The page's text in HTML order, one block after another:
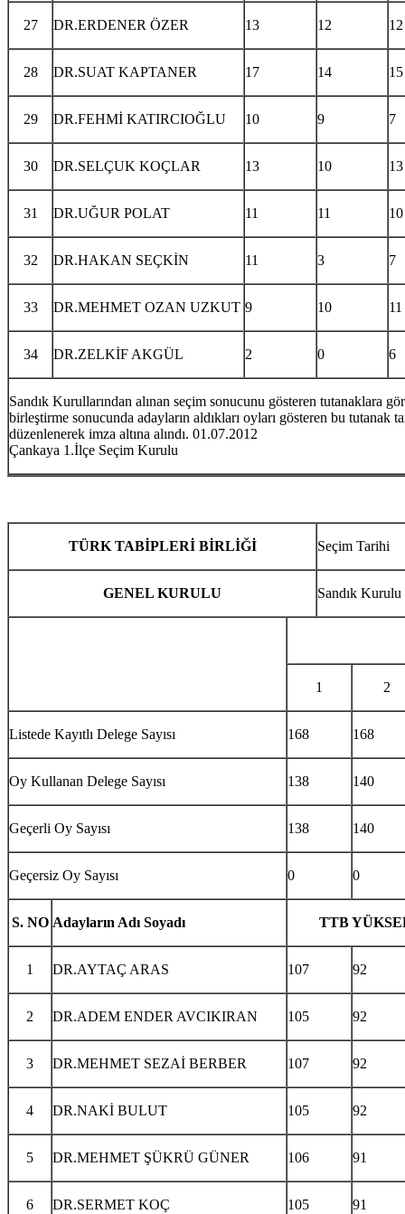
27 DR.ERDENER ÖZER 13 12 12
28 DR.SUAT KAPTANER 17 14 15
29 DR.FEHMİ KATIRCIOĞLU 10 9 7
30 DR.SELÇUK KOÇLAR 13 10 13
31 DR.UĞUR POLAT 11 11 10
32 DR.HAKAN SEÇKİN 11 3 7
33 DR.MEHMET OZAN UZKUT 9 10 11
34 DR.ZELKİF AKGÜL 2 0 6
Sandık Kurullarından alınan seçim sonucunu gösteren tutanaklara
birleştirme sonucunda adayların aldıkları oyları gösteren bu tutanak
düzenlenerek imza altına alındı. 01.07.2012
Çankaya 1.İlçe Seçim Kurulu
TÜRK TABİPLERİ BİRLİĞİ Seçim Tarihi
GENEL KURULU Sandık Kurulu
1 2
Listede Kayıtlı Delege Sayısı 168 168
Oy Kullanan Delege Sayısı 138 140
Geçerli Oy Sayısı 138 140
Geçersiz Oy Sayısı 0 0
S. NO Adayların Adı Soyadı TTB
1 DR.AYTAÇ ARAS 107 92
2 DR.ADEM ENDER AVCIKIRAN 105 92
3 DR.MEHMET SEZAİ BERBER 107 92
4 DR.NAKİ BULUT 105 92
5 DR.MEHMET ŞÜKRÜ GÜNER 106 91
6 DR.SERMET KOÇ 105 91